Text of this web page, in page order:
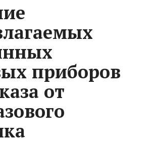
приборов
от